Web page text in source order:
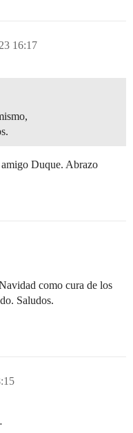
16:17
Duque. Abrazo
como cura de los
Saludos.